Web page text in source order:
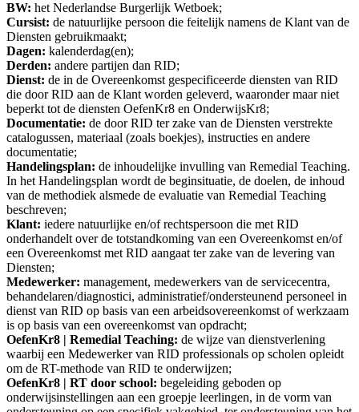
BW: het Nederlandse Burgerlijk Wetboek;
Cursist: de natuurlijke persoon die feitelijk namens de Klant van de
Diensten gebruikmaakt;
Dagen: kalenderdag(en);
Derden: andere partijen dan RID;
Dienst: de in de Overeenkomst gespecificeerde diensten van RID
die door RID aan de Klant worden geleverd, waaronder maar niet
beperkt tot de diensten OefenKr8 en OnderwijsKr8;
Documentatie: de door RID ter zake van de Diensten verstrekte
catalogussen, materiaal (zoals boekjes), instructies en andere
documentatie;
Handelingsplan: de inhoudelijke invulling van Remedial Teaching.
In het Handelingsplan wordt de beginsituatie, de doelen, de inhoud
van de methodiek alsmede de evaluatie van Remedial Teaching
beschreven;
Klant: iedere natuurlijke en/of rechtspersoon die met RID
onderhandelt over de totstandkoming van een Overeenkomst en/of
een Overeenkomst met RID aangaat ter zake van de levering van
Diensten;
Medewerker: management, medewerkers van de servicecentra,
behandelaren/diagnostici, administratief/ondersteunend personeel in
dienst van RID op basis van een arbeidsovereenkomst of werkzaam
is op basis van een overeenkomst van opdracht;
OefenKr8 | Remedial Teaching: de wijze van dienstverlening
waarbij een Medewerker van RID professionals op scholen opleidt
om de RT-methode van RID te onderwijzen;
OefenKr8 | RT door school: begeleiding geboden op
onderwijsinstellingen aan een groepje leerlingen, in de vorm van